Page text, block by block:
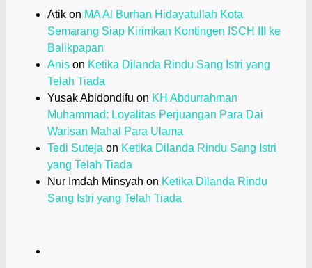
Atik on MA Al Burhan Hidayatullah Kota
Semarang Siap Kirimkan Kontingen ISCH III ke
Balikpapan
Anis on Ketika Dilanda Rindu Sang Istri yang
Telah Tiada
Yusak Abidondifu on KH Abdurrahman
Muhammad: Loyalitas Perjuangan Para Dai
Warisan Mahal Para Ulama
Tedi Suteja on Ketika Dilanda Rindu Sang Istri
yang Telah Tiada
Nur Imdah Minsyah on Ketika Dilanda Rindu
Sang Istri yang Telah Tiada